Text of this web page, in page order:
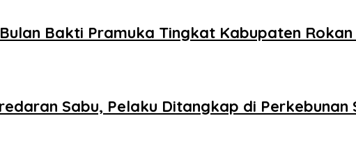
Bakti Pramuka Tingkat Kabupaten Rokan
Sabu, Pelaku Ditangkap di Perkebunan